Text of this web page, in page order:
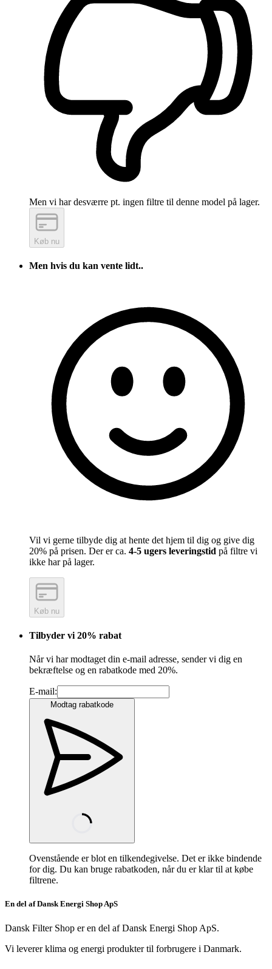
Men vi har desværre pt. ingen filtre til denne model på lager.
Køb nu
Men hvis du kan vente lidt..
Vil vi gerne tilbyde dig at hente det hjem til dig og give dig
20% på prisen. Der er ca. 4-5 ugers leveringstid på filtre vi
ikke har på lager.
Køb nu
Tilbyder vi 20% rabat
Når vi har modtaget din e-mail adresse, sender vi dig en
bekræftelse og en rabatkode med 20%.
E-mail:
Modtag rabatkode
Ovenstående er blot en tilkendegivelse. Det er ikke bindende
for dig. Du kan bruge rabatkoden, når du er klar til at købe
filtrene.
En del af Dansk Energi Shop ApS
Dansk Filter Shop er en del af Dansk Energi Shop ApS.
Vi leverer klima og energi produkter til forbrugere i Danmark.